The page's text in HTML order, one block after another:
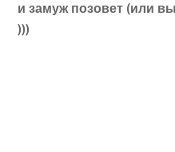
и замуж позовет (или
)))